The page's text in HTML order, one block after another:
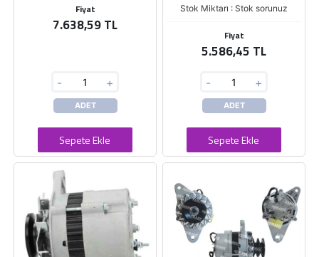
Fiyat
7.638,59 TL
- +
ADET
Sepete Ekle
Stok Miktarı : Stok sorunuz
Fiyat
5.586,45 TL
- +
ADET
Sepete Ekle